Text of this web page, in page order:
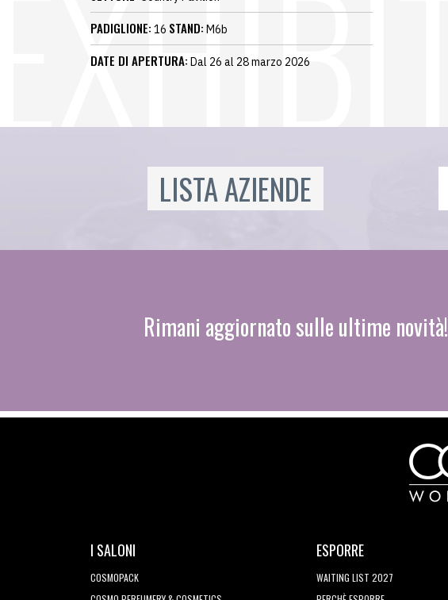
PADIGLIONE: 16 STAND: M6b
DATE DI APERTURA: Dal 26 al 28 marzo 2026
LISTA AZIENDE
Rimani aggiornato sulle ultime novità!
I SALONI
COSMOPACK
ESPORRE
WAITING LIST 2027